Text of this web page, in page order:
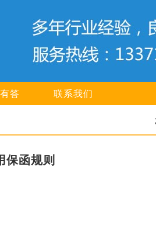
答 联系我们
保函规则